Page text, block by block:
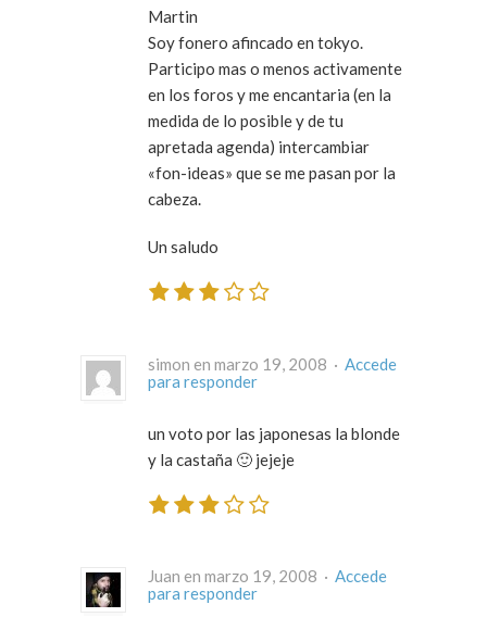
Martin
Soy fonero afincado en tokyo.
Participo mas o menos activamente
en los foros y me encantaria (en la
medida de lo posible y de tu
apretada agenda) intercambiar
«fon-ideas» que se me pasan por la
cabeza.
Un saludo
simon en marzo 19, 2008 · Accede
para responder
un voto por las japonesas la blonde
y la castaña 🙂 jejeje
Juan en marzo 19, 2008 · Accede
para responder